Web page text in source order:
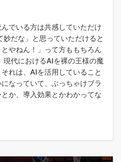
でいる方は共感していただけ
だな」と思っていただけると
やねん！」って方ももちろん
現代におけるAIを裸の王様の魔
れは、AIを活用していること
なっていて、ぶっちゃけブラ
か、導入効果とかわかってな